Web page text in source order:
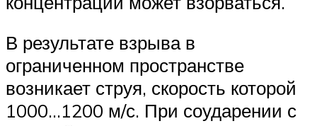
В результате взрыва в
ограниченном пространстве
возникает струя, скорость которой
1000…1200 м/с. При соударении с